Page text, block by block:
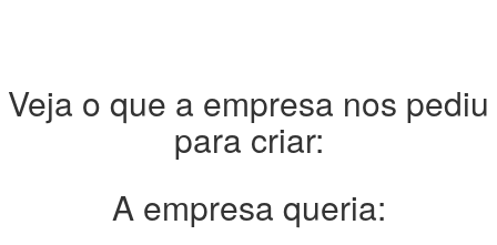
Veja o que a empresa nos pediu
para criar:
A empresa queria: